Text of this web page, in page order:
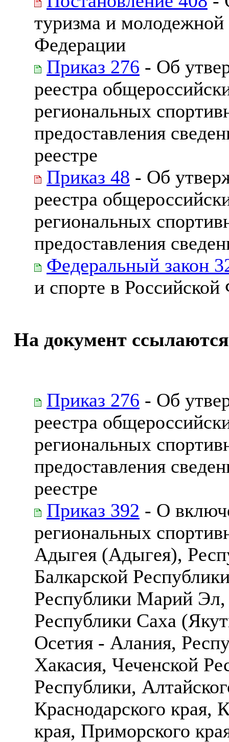
туризма и
Федерации
Приказ 276 - Об
реестра
региональных
предоставления
реестре
Приказ 48 - Об
реестра
региональных
предоставления
Федеральный закон
и спорте в
На документ
Приказ 276 - Об
реестра
региональных
предоставления
реестре
Приказ 392 - О
региональных
Адыгея (Адыгея),
Балкарской
Республики Марий
Республики Саха
Осетия - Алания,
Хакасия, Чеченской
Республики,
Краснодарского края,
края, Приморского